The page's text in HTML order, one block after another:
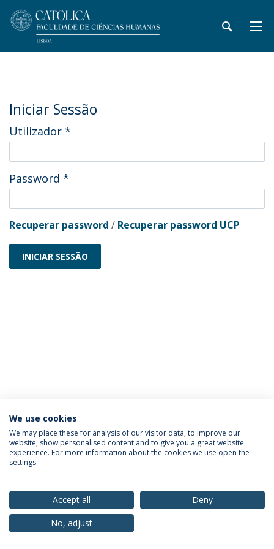
Iniciar Sessão
Utilizador *
Password *
Recuperar password / Recuperar password UCP
INICIAR SESSÃO
Política de Privacidade
Termos & Condições
Direitos do Titular dos Dados
© 2026 Universidade Católica Portuguesa
We use cookies
We may place these for analysis of our visitor data, to improve our
website, show personalised content and to give you a great website
experience. For more information about the cookies we use open the
settings.
Accept all
Deny
No, adjust